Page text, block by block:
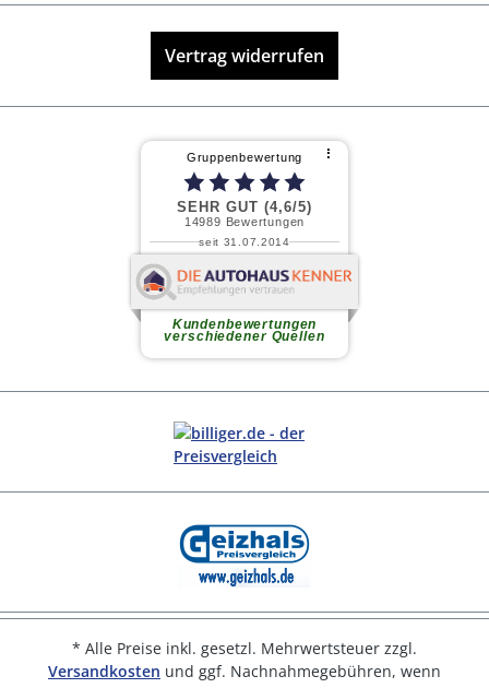
Vertrag widerrufen
* Alle Preise inkl. gesetzl. Mehrwertsteuer zzgl.
Versandkosten und ggf. Nachnahmegebühren, wenn